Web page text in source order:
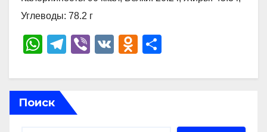
Углеводы: 78.2 г
W
at
s
A
T
e
gr
a
Vi
er
V
O
n
р
Поиск